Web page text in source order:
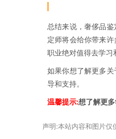
总结来说，奢侈品
定师将会给你带来
职业绝对值得去学习
如果你想了解更多
导和支持。
温馨提示:想了解更
声明:本站内容和图片仅